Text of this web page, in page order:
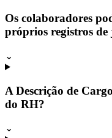
Os colaboradores
próprios registros
⌄
A Descrição de
do RH?
⌄